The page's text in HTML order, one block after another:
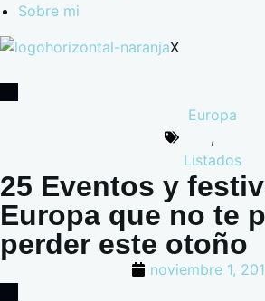
Sobre mi
X
Europa
,
Listados
25 Eventos y
Europa que no te
perder este otoño
noviembre 1,